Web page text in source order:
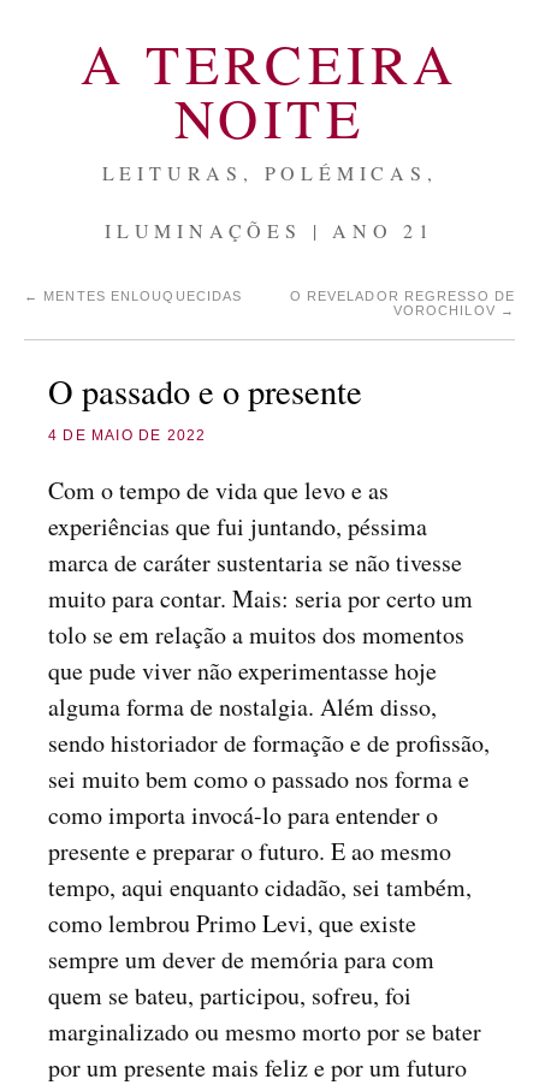
A TERCEIRA
NOITE
LEITURAS, POLÉMICAS,
ILUMINAÇÕES | ANO 21
← MENTES ENLOUQUECIDAS
O REVELADOR REGRESSO DE
VOROCHILOV →
O passado e o presente
4 DE MAIO DE 2022
Com o tempo de vida que levo e as
experiências que fui juntando, péssima
marca de caráter sustentaria se não tivesse
muito para contar. Mais: seria por certo um
tolo se em relação a muitos dos momentos
que pude viver não experimentasse hoje
alguma forma de nostalgia. Além disso,
sendo historiador de formação e de profissão,
sei muito bem como o passado nos forma e
como importa invocá-lo para entender o
presente e preparar o futuro. E ao mesmo
tempo, aqui enquanto cidadão, sei também,
como lembrou Primo Levi, que existe
sempre um dever de memória para com
quem se bateu, participou, sofreu, foi
marginalizado ou mesmo morto por se bater
por um presente mais feliz e por um futuro